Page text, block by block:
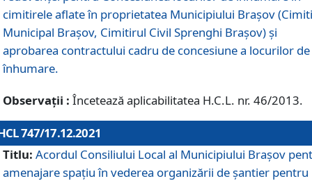
cimitirele aflate în proprietatea Municipiului Braşov
Municipal Braşov, Cimitirul Civil Sprenghi Braşov) şi
aprobarea contractului cadru de concesiune a locurilor de
înhumare.
Observații : Încetează aplicabilitatea H.C.L. nr. 46/2013.
747/17.12.2021
Titlu: Acordul Consiliului Local al Municipiului Braşov
amenajare spațiu în vederea organizării de șantier pentru